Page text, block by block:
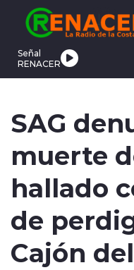
Click acá para ir
Señal
RENACER
modo
SAG
muerte
hallado
de
Cajón